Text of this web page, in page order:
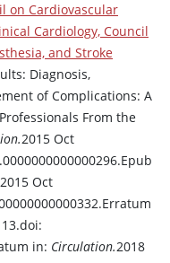
on Cardiovascular
Cardiology, Council
and Stroke
Diagnosis,
of Complications: A
From the
2015 Oct
2015 Oct
in: Circulation.2018